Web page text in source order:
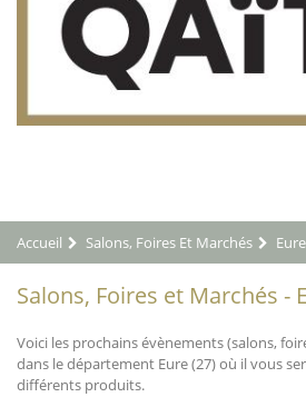
Accueil Salons, Foires Et Marchés Eure
Salons, Foires et Marchés -
Voici les prochains évènements (salons,
dans le département Eure (27) où il vous
différents produits.